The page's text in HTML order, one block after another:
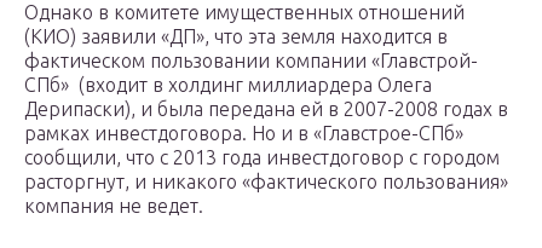
Однако в комитете имущественных отношений
(КИО) заявили «ДП», что эта земля находится в
фактическом пользовании компании «Главстрой-
СПб» (входит в холдинг миллиардера Олега
Дерипаски), и была передана ей в 2007-2008 годах в
рамках инвестдоговора. Но и в «Главстрое-СПб»
сообщили, что с 2013 года инвестдоговор с городом
расторгнут, и никакого «фактического пользования»
компания не ведет.